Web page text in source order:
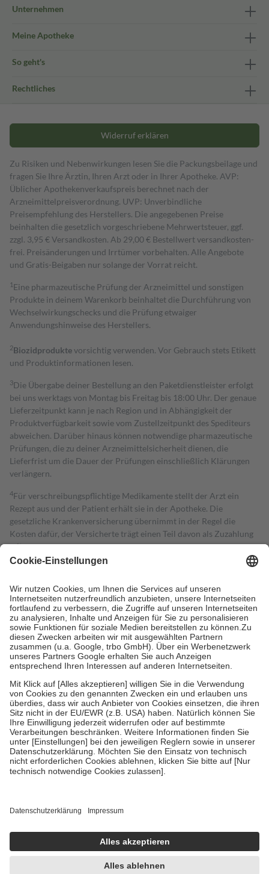
Unternehmen
Meine Apotheke
So geht's
Rechtliches
Widerruf erklären
Zu Risiken und Nebenwirkungen lesen Sie die Packungsbeilage und
fragen Sie Ihre Ärztin, Ihren Arzt oder in Ihrer Apotheke. AVP:
Üblicher Apothekenverkaufspreis berechnet nach der
Arzneimittelpreisverordnung. UVP: Unverbindliche
Preisempfehlung des Herstellers. Die angegebenen Preise
beinhalten die gesetzlich vorgeschriebene Mehrwertsteuer, ggf.
zzgl. 3,95 € Versandkosten. Ab 29,00 € Bestell­wert versand­kosten­
frei. Preisänderungen und Irrtümer vorbehalten. Alle Angebote
und Gratis-Beigaben nur solange der Vorrat reicht.
1 Eine pharmazeutische Prüfung der Arzneimittel und sonstigen
Produkte in deinem Warenkorb beinhaltet die Durchführung von
Wechselwirkungschecks und die Prüfung etwaiger
Anwendungshinweise des Herstellers.
2Biozidproduktevorsichtig verwenden. Vor Gebrauch stets Etikett
und Produktinformationen lesen.
3Die Übergabe deiner Bestellung an den Paketdienstleister erfolgt
bei uns werktags von Montag bis Freitag bis 18:00 Uhr. Der genaue
Lieferzeitpunkt kann je nach Region und in Abhängigkeit der
Produktverfügbarkeit sowie vom Zustellzeitpunkt des Spediteurs
abweichen. Darüber hinaus können notwendige pharmazeutische
Prüfungen, die zu deiner Arzneimittelsicherheit dienen, die
Lieferfrist um die Dauer der Prüfungen einschließlich Klärungen
verlängern.
4Für verschreibungspflichtige Medikamente stellt der Arzt ein
Rezept aus und der Patient erhält sie in der Apotheke. Die
gesetzliche Krankenversicherung übernimmt in der Regel die
Kosten dafür, der Versicherte trägt einen Teil davon als Zuzahlung
mit.
Grundsätzlich leisten Mitglieder Zuzahlungen in Höhe von zehn
höchstens zehn Euro.
Es sind jedoch nie mehr als die tatsächlichen
Kosten der Leistung zu entrichten.
Diese Regeln gelten grundsätzlich auch für Online-Apotheken.
Bei Heilmitteln und häuslicher Krankenpflege beträgt die
Zuzahlung zehn Prozent der Kosten sowie zehn Euro je
Verordnung.
Um das Engagement der Versicherten für ihre eigene Gesundheit zu
stärken und die besondere Stellung der Familie zu unterstützen,
fallenkeine Zuzahlungenan bei:
• Kindern und Jugendlichen bis zum vollendeten 18. Lebensjahr
mit Ausnahme der Fahrkosten
• Untersuchungen zur Vorsorge und Früherkennung, die von der
GKV getragen werden
• empfohlenen Schutzimpfungen
• Harn- und Blutteststreifen
getroffen, um sicherzustellen, dass es sich um echte Bewertungen
https://help.etrusted.com/hc/de/articles/4419944605341
Einige Bilder und Inhalte wurden unter Zuhilfenahme künstlicher